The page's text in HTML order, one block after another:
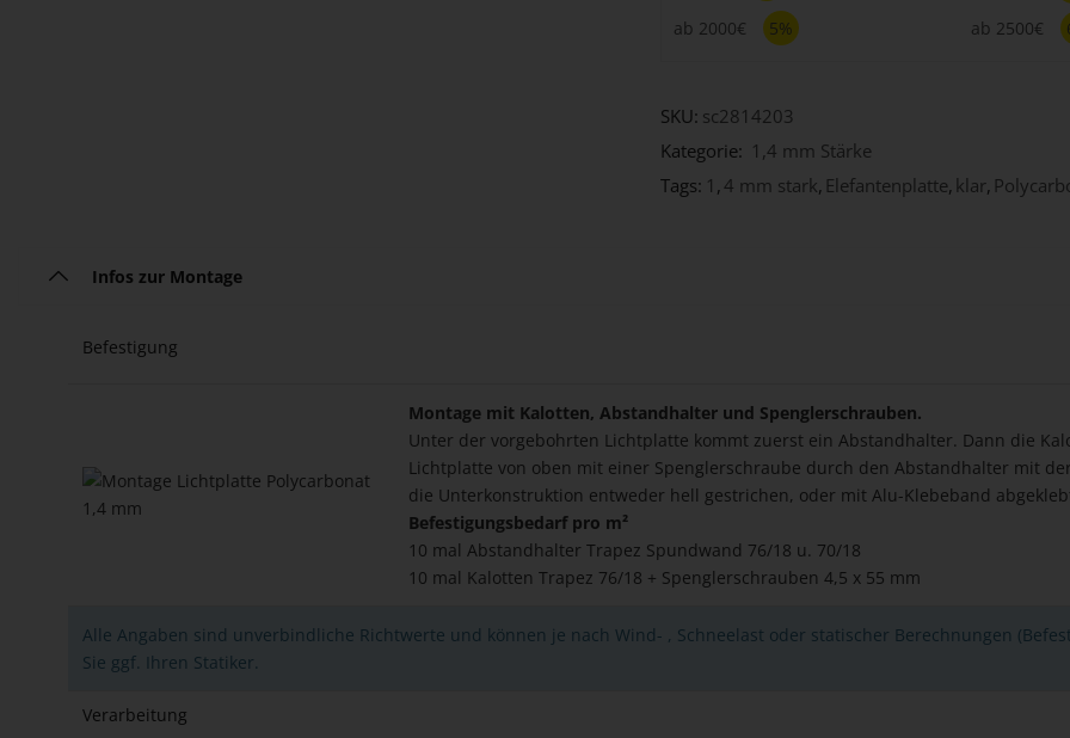
ab 2000€
5% ab 2500€
SKU: sc2814203
Kategorie: 1,4 mm Stärke
Tags: 1 ,4 mm stark, Elefantenplatte,klar,
Infos zur Montage
Befestigung
Montage mit Kalotten, Abstandhalter und Spenglerschrauben.
Unter der vorgebohrten Lichtplatte kommt zuerst ein Abstandhalter. Dann die
Lichtplatte von oben mit einer Spenglerschraube durch den Abstandhalter mit
die Unterkonstruktion entweder hell gestrichen, oder mit Alu-Klebeband
Befestigungsbedarf pro m²
10 mal Abstandhalter Trapez Spundwand 76/18 u. 70/18
10 mal Kalotten Trapez 76/18 + Spenglerschrauben 4,5 x 55 mm
Alle Angaben sind unverbindliche Richtwerte und können je nach Wind- , Schneelast oder statischer Berechnungen
Sie ggf. Ihren Statiker.
Verarbeitung